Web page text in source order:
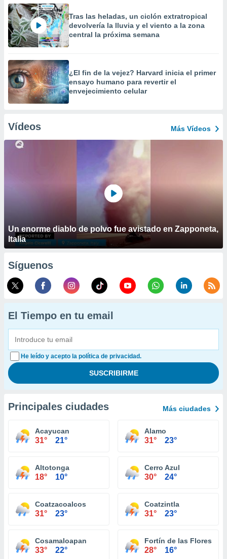
Tras las heladas, un ciclón extratropical
devolvería la lluvia y el viento a la zona
central la próxima semana
¿El fin de la vejez? Harvard inicia el primer
ensayo humano para revertir el
envejecimiento celular
Vídeos Más Vídeos
Un enorme diablo de polvo fue avistado en Zapponeta,
Italia
Síguenos
El Tiempo en tu email
He leído y acepto la política de privacidad.
Principales ciudades Más ciudades
Acayucan
31° 21°
Alamo
31° 23°
Altotonga
18° 10°
Cerro Azul
30° 24°
Coatzacoalcos
31° 23°
Coatzintla
31° 23°
Cosamaloapan
33° 22°
Fortín de las Flores
28° 16°